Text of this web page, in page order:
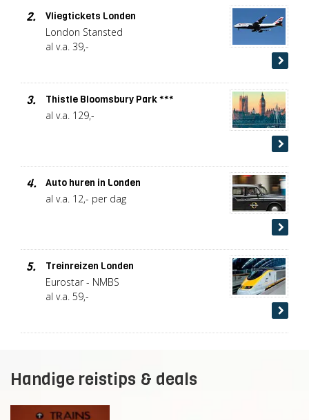
2.
Vliegtickets Londen
London Stansted
al v.a. 39,-
3.
Thistle Bloomsbury Park ***
al v.a. 129,-
4.
Auto huren in Londen
al v.a. 12,- per dag
5.
Treinreizen Londen
Eurostar - NMBS
al v.a. 59,-
Handige reistips & deals